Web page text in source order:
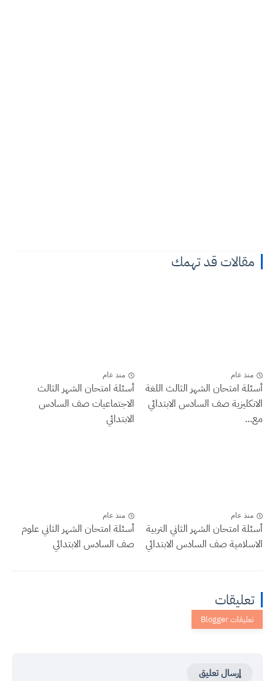
مقالات قد تهمك
منذ عام
أسئلة امتحان الشهر الثالث اللغة
الانكليزية صف السادس الابتدائي
مع...
منذ عام
أسئلة امتحان الشهر الثالث
الاجتماعيات صف السادس
الابتدائي
منذ عام
أسئلة امتحان الشهر الثاني التربية
الاسلامية صف السادس الابتدائي
منذ عام
أسئلة امتحان الشهر الثاني علوم
صف السادس الابتدائي
تعليقات
إرسال تعليق